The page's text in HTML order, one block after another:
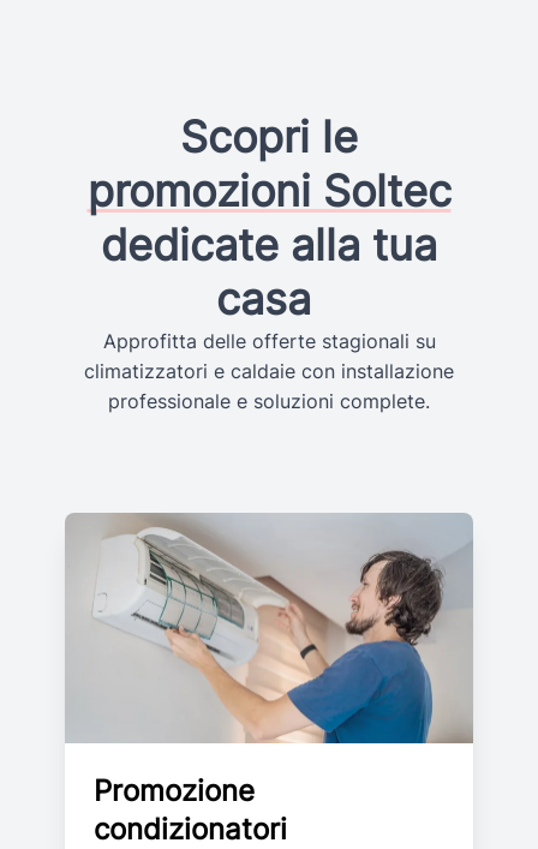
Scopri le
promozioni Soltec
dedicate alla tua
casa
Approfitta delle offerte stagionali su
climatizzatori e caldaie con installazione
professionale e soluzioni complete.
Promozione
condizionatori